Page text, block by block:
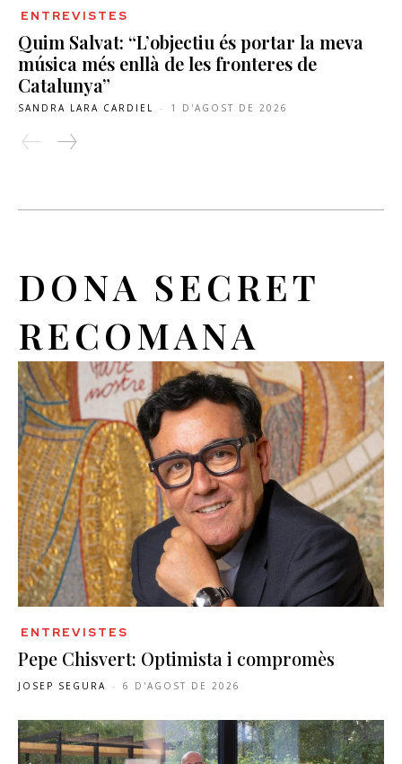
ENTREVISTES
Quim Salvat: “L’objectiu és portar la meva
música més enllà de les fronteres de
Catalunya”
SANDRA LARA CARDIEL - 1 D'AGOST DE 2026
DONA SECRET
RECOMANA
ENTREVISTES
Pepe Chisvert: Optimista i compromès
JOSEP SEGURA - 6 D'AGOST DE 2026